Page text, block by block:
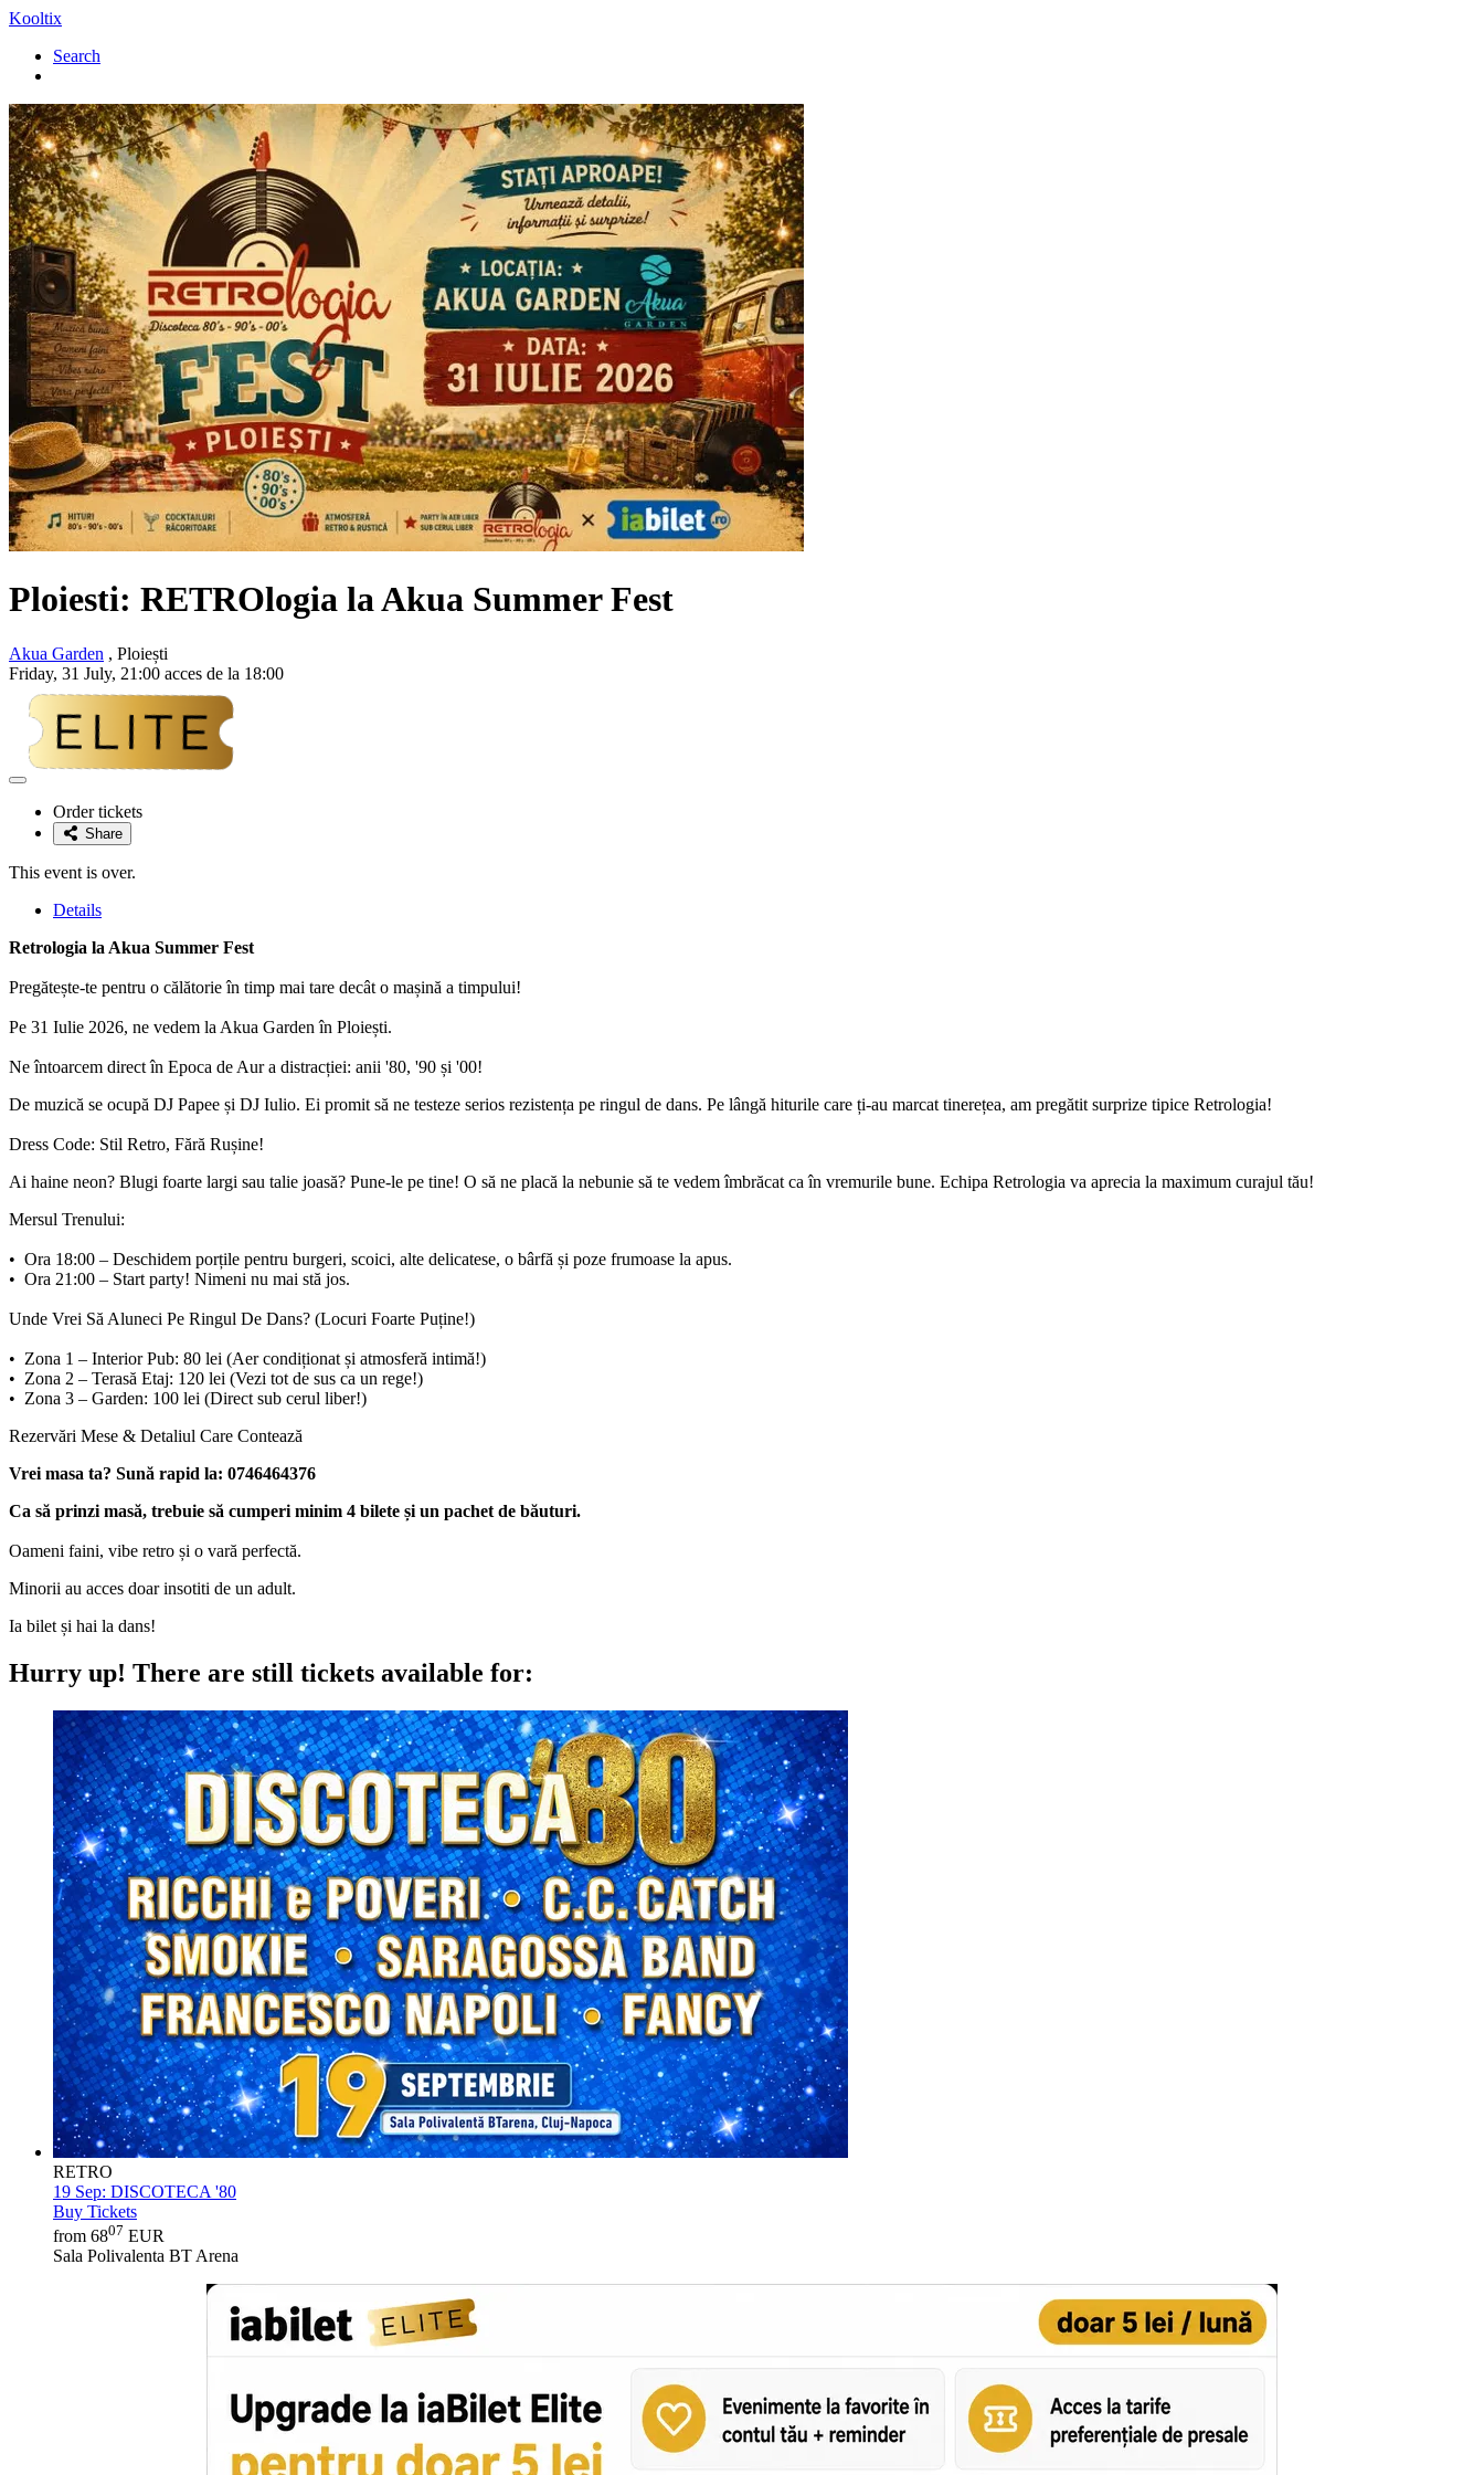
Kooltix
Search
Ploiesti: RETROlogia la Akua Summer Fest
Akua Garden , Ploiești
Friday, 31 July, 21:00 acces de la 18:00
Adaugă
favoriteOrder tickets
Share
This event is over.
Details
Retrologia la Akua Summer Fest
Pregătește-te pentru o călătorie în timp mai tare decât o mașină a timpului!
Pe 31 Iulie 2026, ne vedem la Akua Garden în Ploiești.
Ne întoarcem direct în Epoca de Aur a distracției: anii '80, '90 și '00!
De muzică se ocupă DJ Papee și DJ Iulio. Ei promit să ne testeze serios rezistența pe ringul de dans. Pe lângă hiturile care ți-au marcat tinerețea, am pregătit surprize tipice Retrologia!
Dress Code: Stil Retro, Fără Rușine!
Ai haine neon? Blugi foarte largi sau talie joasă? Pune-le pe tine! O să ne placă la nebunie să te vedem îmbrăcat ca în vremurile bune. Echipa Retrologia va aprecia la maximum curajul tău!
Mersul Trenului:
•⁠ ⁠Ora 18:00 – Deschidem porțile pentru burgeri, scoici, alte delicatese, o bârfă și poze frumoase la apus.
•⁠ ⁠Ora 21:00 – Start party! Nimeni nu mai stă jos.
Unde Vrei Să Aluneci Pe Ringul De Dans? (Locuri Foarte Puține!)
•⁠ ⁠Zona 1 – Interior Pub: 80 lei (Aer condiționat și atmosferă intimă!)
•⁠ ⁠Zona 2 – Terasă Etaj: 120 lei (Vezi tot de sus ca un rege!)
•⁠ ⁠Zona 3 – Garden: 100 lei (Direct sub cerul liber!)
Rezervări Mese & Detaliul Care Contează
Vrei masa ta? Sună rapid la: 0746464376
Ca să prinzi masă, trebuie să cumperi minim 4 bilete și un pachet de băuturi.
Oameni faini, vibe retro și o vară perfectă.
Minorii au acces doar insotiti de un adult.
Ia bilet și hai la dans!
Hurry up! There are still tickets available for:
RETRO
19 Sep: DISCOTECA '80
Buy Tickets
from 6807 EUR
Sala Polivalenta BT Arena